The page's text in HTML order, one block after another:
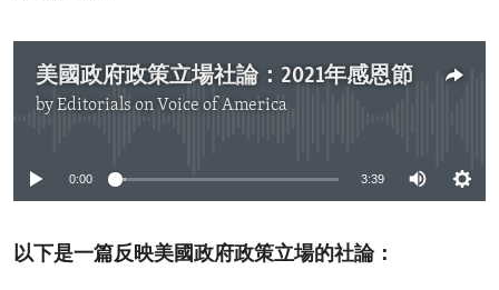
美國政府政策立場社論：2021年感恩節
byEditorials on Voice of America
0:00 3:39
以下是一篇反映美國政府政策立場的社論：